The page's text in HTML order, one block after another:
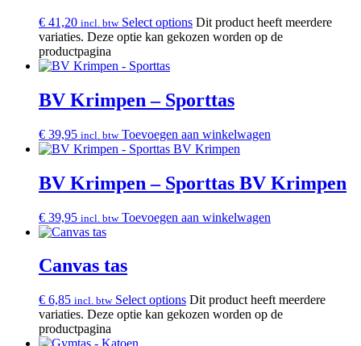
€ 41,20 incl. btw Select options Dit product heeft meerdere
variaties. Deze optie kan gekozen worden op de
productpagina
BV Krimpen – Sporttas
€ 39,95 incl. btw Toevoegen aan winkelwagen
BV Krimpen – Sporttas BV Krimpen
€ 39,95 incl. btw Toevoegen aan winkelwagen
Canvas tas
€ 6,85 incl. btw Select options Dit product heeft meerdere
variaties. Deze optie kan gekozen worden op de
productpagina